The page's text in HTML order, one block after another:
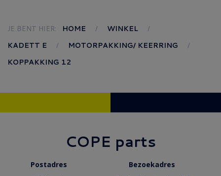
JE BENT HIER: HOME
WINKEL
KADETT E
MOTORPAKKING/ KEERRING
KOPPAKKING 12
COPE parts
Postadres
Bezoekadres